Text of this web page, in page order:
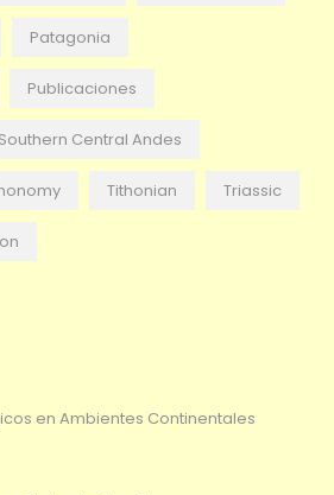
Patagonia
Publicaciones
Southern Central Andes
Tithonian Triassic
en Ambientes Continentales